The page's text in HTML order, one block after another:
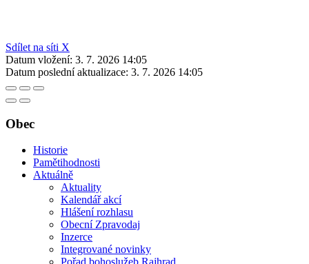
Sdílet na síti X
Datum vložení: 3. 7. 2026 14:05
Datum poslední aktualizace: 3. 7. 2026 14:05
Obec
Historie
Pamětihodnosti
Aktuálně
Aktuality
Kalendář akcí
Hlášení rozhlasu
Obecní Zpravodaj
Inzerce
Integrované novinky